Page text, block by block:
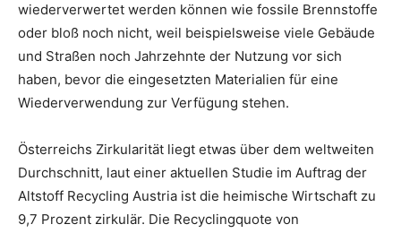
wiederverwertet werden können wie fossile Brennstoffe
oder bloß noch nicht, weil beispielsweise viele Gebäude
und Straßen noch Jahrzehnte der Nutzung vor sich
haben, bevor die eingesetzten Materialien für eine
Wiederverwendung zur Verfügung stehen.
Österreichs Zirkularität liegt etwas über dem weltweiten
Durchschnitt, laut einer aktuellen Studie im Auftrag der
Altstoff Recycling Austria ist die heimische Wirtschaft zu
9,7 Prozent zirkulär. Die Recyclingquote von